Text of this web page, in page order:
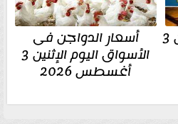
سعر الذهب اليوم الاثنين 3 أسعار الدواجن فى
الأسواق اليوم الإثنين 3
أغسطس 2026